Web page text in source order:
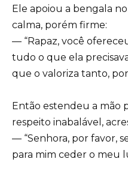
Ele apoiou a bengala
calma, porém firme:
— “Rapaz, você
tudo o que ela
que o valoriza tanto,
Então estendeu a mão
respeito inabalável,
— “Senhora, por favor,
para mim ceder o meu